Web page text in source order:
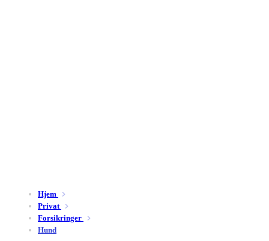
Hjem
Privat
Forsikringer
Hund